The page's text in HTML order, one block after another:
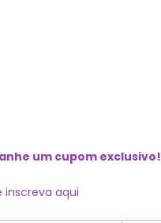
um cupom exclusivo!
inscreva aqui